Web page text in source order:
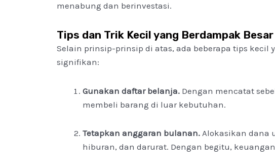
menabung dan berinvestasi.
Tips dan Trik Kecil yang Berdampak Besar
Selain prinsip-prinsip di atas, ada beberapa tips kecil
signifikan:
Gunakan daftar belanja. Dengan mencatat
membeli barang di luar kebutuhan.
Tetapkan anggaran bulanan. Alokasikan dana
hiburan, dan darurat. Dengan begitu,